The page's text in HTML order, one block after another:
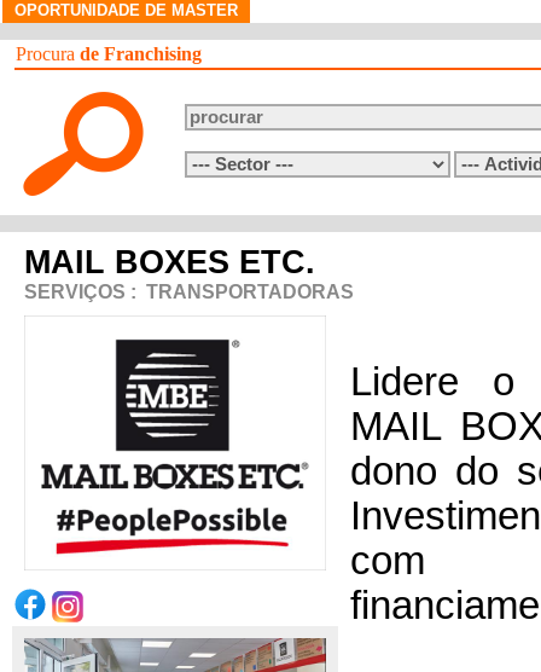
OPORTUNIDADE DE MASTER
Procura de Franchising
MAIL BOXES ETC.
SERVIÇOS : TRANSPORTADORAS
Lidere o
MAIL
dono do
com